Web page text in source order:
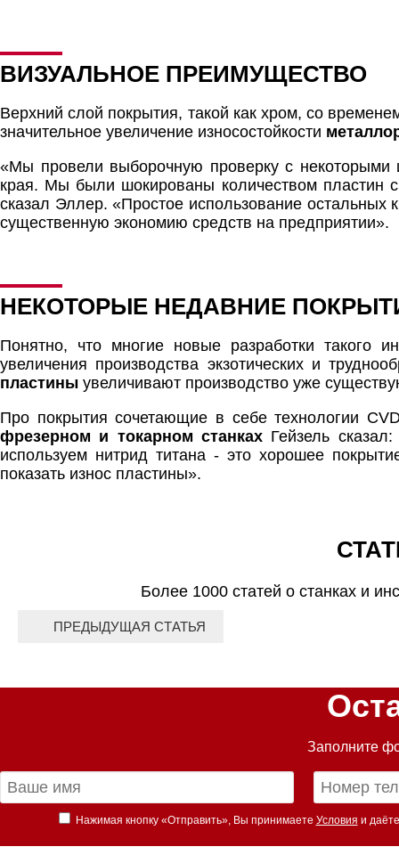
ВИЗУАЛЬНОЕ ПРЕИМУЩЕСТВО
Верхний слой покрытия, такой как хром, со
значительное увеличение износостойкости
«Мы провели выборочную проверку с
края. Мы были шокированы количеством пластин
сказал Эллер. «Простое использование остальных
существенную экономию средств на предприятии».
НЕКОТОРЫЕ НЕДАВНИЕ
Понятно, что многие новые разработки такого
увеличения производства экзотических и
пластины увеличивают производство уже
Про покрытия сочетающие в себе технологии
фрезерном и токарном станках Гейзель
используем нитрид титана - это хорошее
показать износ пластины».
Более 1000 статей о станках и
ПРЕДЫДУЩАЯ СТАТЬЯ
Заполните
Нажимая кнопку «Отправить», Вы принимаете Условия и